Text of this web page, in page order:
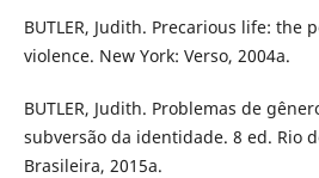
BUTLER, Judith. Precarious life: the
violence. New York: Verso, 2004a.
BUTLER, Judith. Problemas de
subversão da identidade. 8 ed. Rio
Brasileira, 2015a.